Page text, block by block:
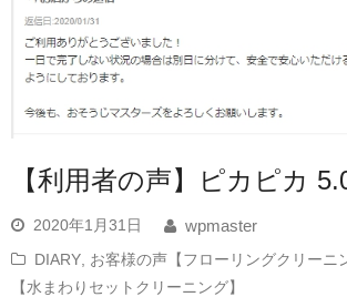
【利用者の声】ピカピカ
2020年1月31日
wpmaster
DIARY, お客様の声【フローリングクリーニ
【水まわりセットクリーニング】